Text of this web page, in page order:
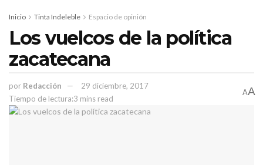
disposición de la Subprocuraduría de Fresnillo.
Inicio Tinta Indeleble Espacio de opinión
Los vuelcos de la política
zacatecana
por Redacción
29 diciembre, 2017
Tiempo de lectura:3 mins read
AA